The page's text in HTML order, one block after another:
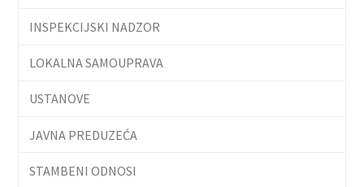
INSPEKCIJSKI NADZOR
LOKALNA SAMOUPRAVA
USTANOVE
JAVNA PREDUZEĆA
STAMBENI ODNOSI